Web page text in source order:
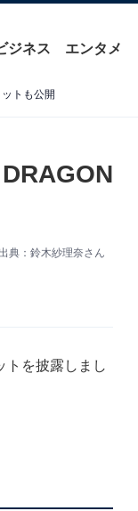
ジネス エンタメ
トも公開
典：鈴木紗理奈さん
トを披露しまし